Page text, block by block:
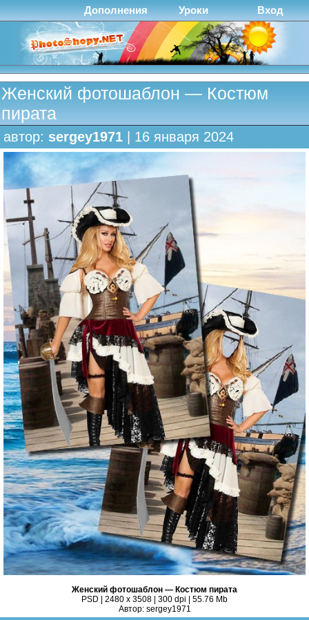
Дополнения Уроки Вход
Женский фотошаблон — Костюм
пирата
автор: sergey1971 | 16 января 2024
Женский фотошаблон — Костюм пирата
PSD | 2480 x 3508 | 300 dpi | 55.76 Mb
Автор: sergey1971